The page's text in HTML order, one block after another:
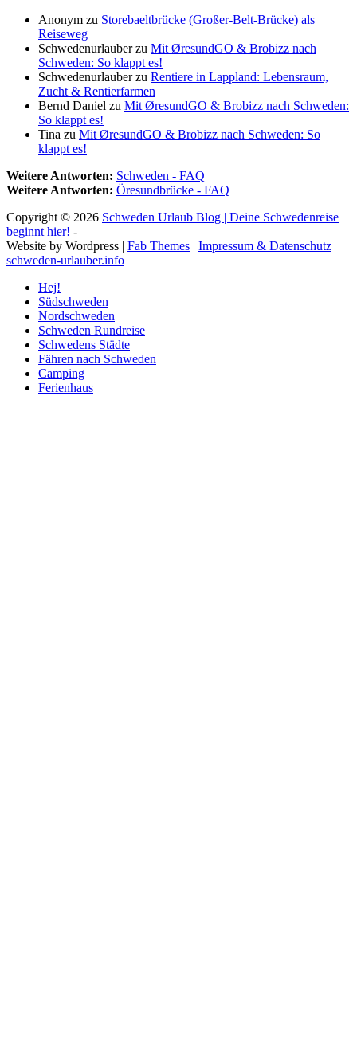
Anonym zu Storebaeltbrücke (Großer-Belt-Brücke) als
Reiseweg
Schwedenurlauberzu Mit ØresundGO & Brobizz nach
Schweden: So klappt es!
Schwedenurlauberzu Rentiere in Lappland: Lebensraum,
Zucht & Rentierfarmen
Bernd Daniel zu Mit ØresundGO & Brobizz nach Schweden:
So klappt es!
Tina zu Mit ØresundGO & Brobizz nach Schweden: So
klappt es!
Weitere Antworten: Schweden - FAQ
Weitere Antworten: Öresundbrücke - FAQ
Copyright © 2026 Schweden Urlaub Blog | Deine Schwedenreise
beginnt hier! -
Website by Wordpress | Fab Themes | Impressum & Datenschutz
schweden-urlauber.info
Hej!
Südschweden
Nordschweden
Schweden Rundreise
Schwedens Städte
Fähren nach Schweden
Camping
Ferienhaus